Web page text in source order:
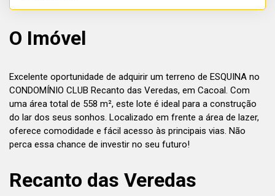
O Imóvel
Excelente oportunidade de adquirir um terreno de ESQUINA no
CONDOMÍNIO CLUB Recanto das Veredas, em Cacoal. Com
uma área total de 558 m², este lote é ideal para a construção
do lar dos seus sonhos. Localizado em frente a área de lazer,
oferece comodidade e fácil acesso às principais vias. Não
perca essa chance de investir no seu futuro!
Recanto das Veredas